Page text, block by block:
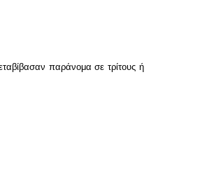
παράνομα σε τρίτους ή